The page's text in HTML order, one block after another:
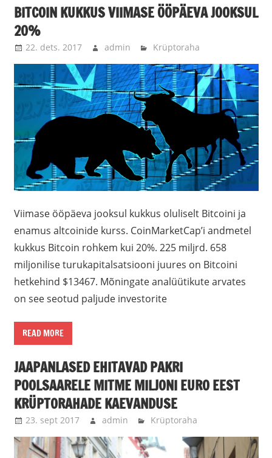
BITCOIN KUKKUS VIIMASE ÖÖPÄEVA JOOKSUL
20%
22. dets. 2017 admin Krüptoraha
Viimase ööpäeva jooksul kukkus oluliselt Bitcoini ja
enamus altcoinide kurss. CoinMarketCap’i andmetel
kukkus Bitcoin rohkem kui 20%. 225 miljrd. 658
miljonilise turukapitalsatsiooni juures on Bitcoini
hetkehind $13467. Mõningate analüütikute arvates
on see seotud paljude investorite
READ MORE
JAAPANLASED EHITAVAD PAKRI
POOLSAARELE MITME MILJONI EURO EEST
KRÜPTORAHADE KAEVANDUSE
23. sept 2017 admin Krüptoraha